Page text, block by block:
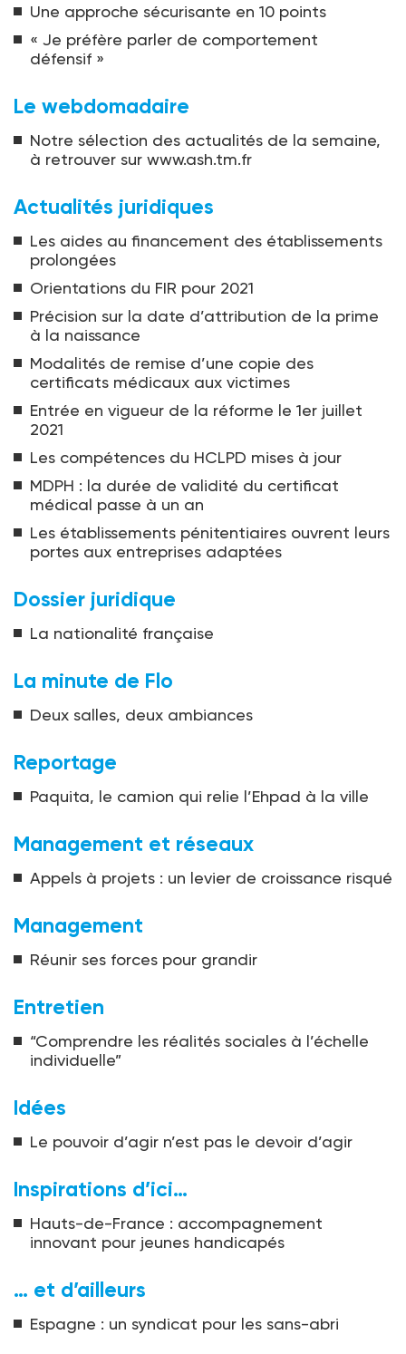
Une approche sécurisante en 10 points
« Je préfère parler de comportement
défensif »
Le webdomadaire
Notre sélection des actualités de la semaine,
à retrouver sur www.ash.tm.fr
Actualités juridiques
Les aides au financement des établissements
prolongées
Orientations du FIR pour 2021
Précision sur la date d’attribution de la prime
à la naissance
Modalités de remise d’une copie des
certificats médicaux aux victimes
Entrée en vigueur de la réforme le 1er juillet
2021
Les compétences du HCLPD mises à jour
MDPH : la durée de validité du certificat
médical passe à un an
Les établissements pénitentiaires ouvrent leurs
portes aux entreprises adaptées
Dossier juridique
La nationalité française
La minute de Flo
Deux salles, deux ambiances
Reportage
Paquita, le camion qui relie l’Ehpad à la ville
Management et réseaux
Appels à projets : un levier de croissance risqué
Management
Réunir ses forces pour grandir
Entretien
“Comprendre les réalités sociales à l’échelle
individuelle”
Idées
Le pouvoir d’agir n’est pas le devoir d’agir
Inspirations d’ici…
Hauts-de-France : accompagnement
innovant pour jeunes handicapés
… et d’ailleurs
Espagne : un syndicat pour les sans-abri